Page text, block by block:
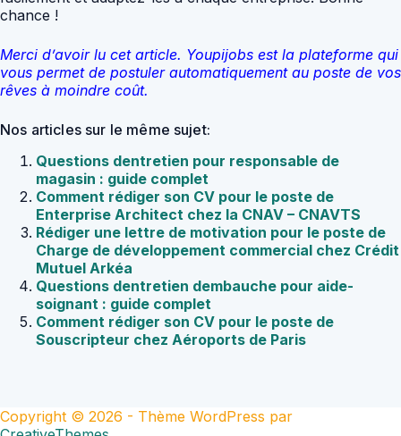
chance !
Merci d’avoir lu cet article. Youpijobs est la plateforme qui
vous permet de postuler automatiquement au poste de vos
rêves à moindre coût.
Nos articles sur le même sujet:
Questions dentretien pour responsable de
magasin : guide complet
Comment rédiger son CV pour le poste de
Enterprise Architect chez la CNAV – CNAVTS
Rédiger une lettre de motivation pour le poste de
Charge de développement commercial chez Crédit
Mutuel Arkéa
Questions dentretien dembauche pour aide-
soignant : guide complet
Comment rédiger son CV pour le poste de
Souscripteur chez Aéroports de Paris
Copyright © 2026 - Thème WordPress par